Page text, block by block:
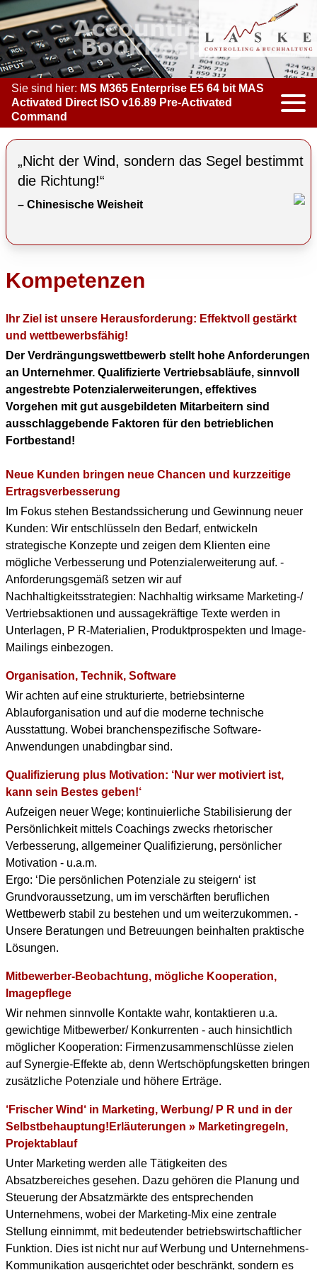
Sie sind hier: MS M365 Enterprise E5 64 bit MAS
Activated Direct ISO v16.89 Pre-Activated
Command
KOMPETENZEN
ACCOUNTING & BOOKKEEPING
CONTROLLING
COACHING
DOWNLOAD PDF
BERUFLICHER WERDEGANG
„Nicht der Wind, sondern das Segel bestimmt
die Richtung!“
– Chinesische Weisheit
Kompetenzen
Ihr Ziel ist unsere Herausforderung: Effektvoll gestärkt
und wettbewerbsfähig!
Der Verdrängungswettbewerb stellt hohe Anforderungen
an Unternehmer. Qualifizierte Vertriebsabläufe, sinnvoll
angestrebte Potenzialerweiterungen, effektives
Vorgehen mit gut ausgebildeten Mitarbeitern sind
ausschlaggebende Faktoren für den betrieblichen
Fortbestand!
Neue Kunden bringen neue Chancen und kurzzeitige
Ertragsverbesserung
Im Fokus stehen Bestandssicherung und Gewinnung neuer
Kunden: Wir entschlüsseln den Bedarf, entwickeln
strategische Konzepte und zeigen dem Klienten eine
mögliche Verbesserung und Potenzialerweiterung auf. -
Anforderungsgemäß setzen wir auf
Nachhaltigkeitsstrategien: Nachhaltig wirksame Marketing-/
Vertriebsaktionen und aussagekräftige Texte werden in
Unterlagen, P R-Materialien, Produktprospekten und Image-
Mailings einbezogen.
Organisation, Technik, Software
Wir achten auf eine strukturierte, betriebsinterne
Ablauforganisation und auf die moderne technische
Ausstattung. Wobei branchenspezifische Software-
Anwendungen unabdingbar sind.
Qualifizierung plus Motivation: ‘Nur wer motiviert ist,
kann sein Bestes geben!‘
Aufzeigen neuer Wege; kontinuierliche Stabilisierung der
Persönlichkeit mittels Coachings zwecks rhetorischer
Verbesserung, allgemeiner Qualifizierung, persönlicher
Motivation - u.a.m.
Ergo: ‘Die persönlichen Potenziale zu steigern‘ ist
Grundvoraussetzung, um im verschärften beruflichen
Wettbewerb stabil zu bestehen und um weiterzukommen. -
Unsere Beratungen und Betreuungen beinhalten praktische
Lösungen.
Mitbewerber-Beobachtung, mögliche Kooperation,
Imagepflege
Wir nehmen sinnvolle Kontakte wahr, kontaktieren u.a.
gewichtige Mitbewerber/ Konkurrenten - auch hinsichtlich
möglicher Kooperation: Firmenzusammenschlüsse zielen
auf Synergie-Effekte ab, denn Wertschöpfungsketten bringen
zusätzliche Potenziale und höhere Erträge.
‘Frischer Wind‘ in Marketing, Werbung/ P R und in der
Selbstbehauptung!Erläuterungen » Marketingregeln,
Projektablauf
Unter Marketing werden alle Tätigkeiten des
Absatzbereiches gesehen. Dazu gehören die Planung und
Steuerung der Absatzmärkte des entsprechenden
Unternehmens, wobei der Marketing-Mix eine zentrale
Stellung einnimmt, mit bedeutender betriebswirtschaftlicher
Funktion. Dies ist nicht nur auf Werbung und Unternehmens-
Kommunikation ausgerichtet oder beschränkt, sondern es